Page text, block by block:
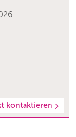
kontaktieren